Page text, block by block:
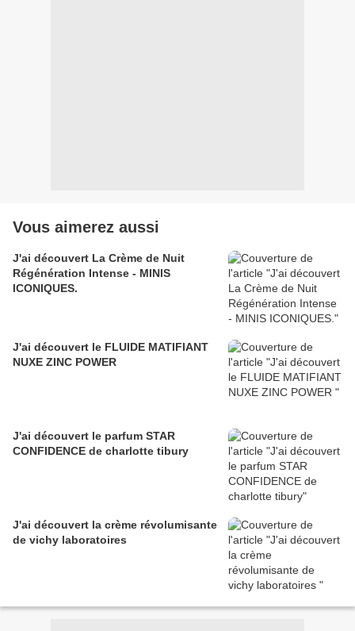
Vous aimerez aussi
J'ai découvert La Crème de Nuit
Régénération Intense - MINIS
ICONIQUES.
J'ai découvert le FLUIDE MATIFIANT
NUXE ZINC POWER
J'ai découvert le parfum STAR
CONFIDENCE de charlotte tibury
J'ai découvert la crème révolumisante
de vichy laboratoires